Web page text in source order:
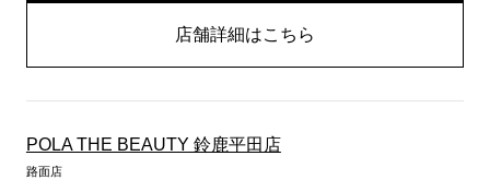
店舗詳細はこちら
POLA THE BEAUTY 鈴鹿平田店
路面店